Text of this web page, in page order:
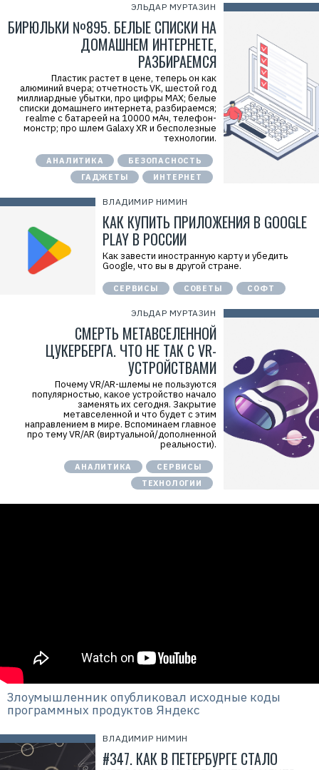
ЭЛЬДАР МУРТАЗИН
БИРЮЛЬКИ №895. БЕЛЫЕ СПИСКИ НА
ДОМАШНЕМ ИНТЕРНЕТЕ,
РАЗБИРАЕМСЯ
Пластик растет в цене, теперь он как
алюминий вчера; отчетность VK, шестой год
миллиардные убытки, про цифры MAX; белые
списки домашнего интернета, разбираемся;
realme с батареей на 10000 мАч, телефон-
монстр; про шлем Galaxy XR и бесполезные
технологии.
АНАЛИТИКА
БЕЗОПАСНОСТЬ
ГАДЖЕТЫ
ИНТЕРНЕТ
ВЛАДИМИР НИМИН
КАК КУПИТЬ ПРИЛОЖЕНИЯ В GOOGLE
PLAY В РОССИИ
Как завести иностранную карту и убедить
Google, что вы в другой стране.
СЕРВИСЫ СОВЕТЫ СОФТ
ЭЛЬДАР МУРТАЗИН
СМЕРТЬ МЕТАВСЕЛЕННОЙ
ЦУКЕРБЕРГА. ЧТО НЕ ТАК С VR-
УСТРОЙСТВАМИ
Почему VR/AR-шлемы не пользуются
популярностью, какое устройство начало
заменять их сегодня. Закрытие
метавселенной и что будет с этим
направлением в мире. Вспоминаем главное
про тему VR/AR (виртуальной/дополненной
реальности).
АНАЛИТИКА
СЕРВИСЫ
ТЕХНОЛОГИИ
ВЛАДИМИР НИМИН
#347. КАК В ПЕТЕРБУРГЕ СТАЛО
Злоумышленник опубликовал исходные коды
программных продуктов Яндекс